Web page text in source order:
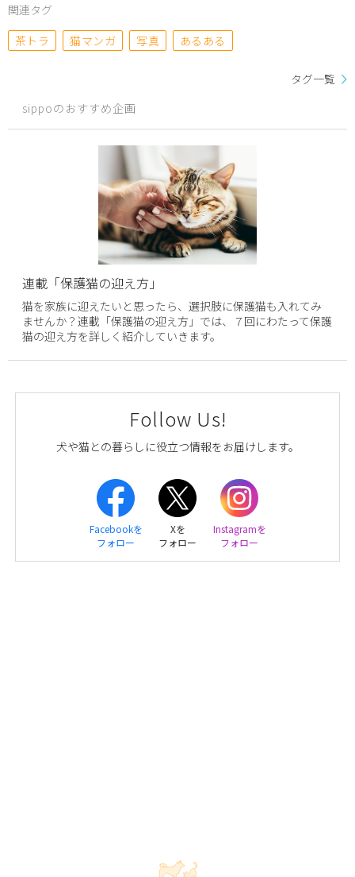
関連タグ
茶トラ
猫マンガ 写真 あるある
タグ一覧
sippoのおすすめ企画
連載「保護猫の迎え方」
猫を家族に迎えたいと思ったら、選択肢に保護猫も入れてみ
ませんか？連載「保護猫の迎え方」では、７回にわたって保護
猫の迎え方を詳しく紹介していきます。
Follow Us!
犬や猫との暮らしに役立つ情報をお届けします。
Facebookを
フォロー
Xを
フォロー
Instagramを
フォロー